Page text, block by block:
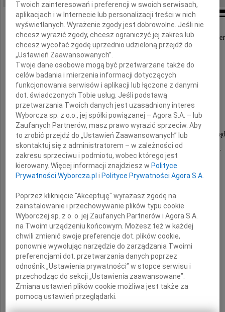
Z głębokim żalem przyjęliśmy wiadomość o
Dr med.
Andrzeja Cedro
wieloletniego pracownika
Kliniki Chirurgii Dziecięcej i Transplantacji
Instytut "Pomnik-Centrum Zdrowia Dziecka".
Danucie Celińskiej-Cedro
i
Rodzinie
składamy
wyrazy szczerego współczucia
Twoich zainteresowań i preferencji w swoich serwisach,
aplikacjach i w Internecie lub personalizacji treści w nich
wyświetlanych. Wyrażenie zgody jest dobrowolne. Jeśli nie
chcesz wyrazić zgody, chcesz ograniczyć jej zakres lub
chcesz wycofać zgodę uprzednio udzieloną przejdź do
„Ustawień Zaawansowanych”.
Twoje dane osobowe mogą być przetwarzane także do
celów badania i mierzenia informacji dotyczących
funkcjonowania serwisów i aplikacji lub łączone z danymi
dot. świadczonych Tobie usług. Jeśli podstawą
przetwarzania Twoich danych jest uzasadniony interes
Wyborcza sp. z o.o., jej spółki powiązanej – Agora S.A. – lub
Zaufanych Partnerów, masz prawo wyrazić sprzeciw. Aby
to zrobić przejdź do „Ustawień Zaawansowanych” lub
skontaktuj się z administratorem – w zależności od
zakresu sprzeciwu i podmiotu, wobec którego jest
kierowany. Więcej informacji znajdziesz w Polityce
Prywatności Wyborcza.pl i Polityce Prywatności Agora S.A.
Poprzez kliknięcie "Akceptuję" wyrażasz zgodę na
zainstalowanie i przechowywanie plików typu cookie
Wyborczej sp. z o. o. jej Zaufanych Partnerów i Agora S.A.
na Twoim urządzeniu końcowym. Możesz też w każdej
chwili zmienić swoje preferencje dot. plików cookie,
ponownie wywołując narzędzie do zarządzania Twoimi
preferencjami dot. przetwarzania danych poprzez
odnośnik „Ustawienia prywatności” w stopce serwisu i
przechodząc do sekcji „Ustawienia zaawansowane”.
Zmiana ustawień plików cookie możliwa jest także za
pomocą ustawień przeglądarki.